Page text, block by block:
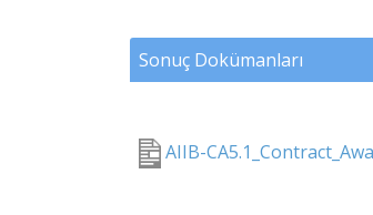
Sonuç Dokümanları
AIIB-